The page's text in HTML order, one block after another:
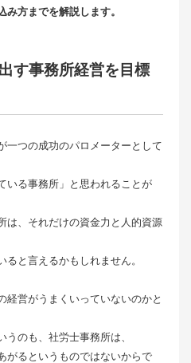
方までを解説します。
す事務所経営を目標
一つの成功のパロメーターとして
いる事務所」と思われることが
は、それだけの資金力と人的資源
と言えるかもしれません。
経営がうまくいっていないのかと
のも、社労士事務所は、
がるというものではないからで